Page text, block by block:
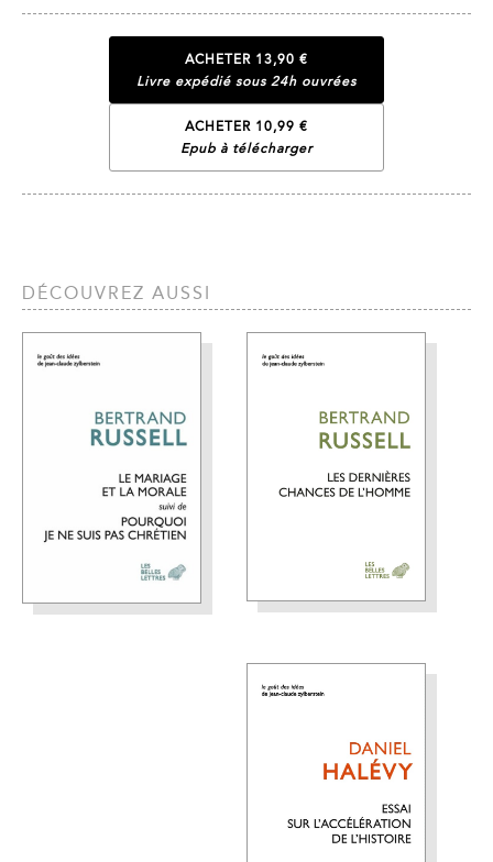
ACHETER 13,90 €
Livre expédié sous 24h ouvrées
ACHETER 10,99 €
Epub à télécharger
DÉCOUVREZ AUSSI